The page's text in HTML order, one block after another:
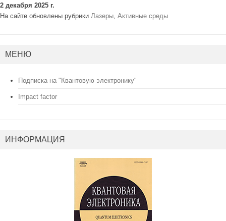
2 декабря 2025 г.
На сайте обновлены рубрики Лазеры, Активные среды
МЕНЮ
Подписка на "Квантовую электронику"
Impact factor
ИНФОРМАЦИЯ